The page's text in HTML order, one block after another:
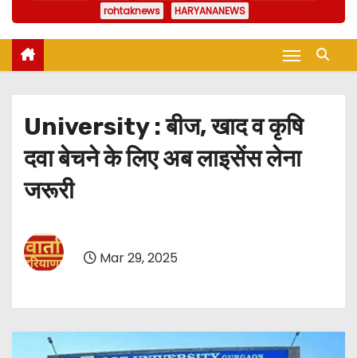
rohtaknews
HARYANANEWS
University : बीज, खाद व कृषि
दवा बेचने के लिए अब लाइसेंस लेना
जरूरी
Mar 29, 2025